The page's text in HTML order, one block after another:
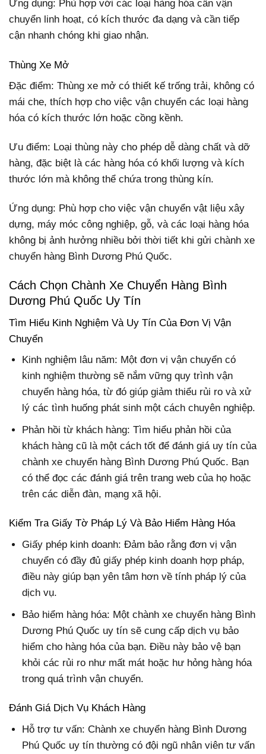
Ứng dụng: Phù hợp với các loại hàng hóa cần vận
chuyển linh hoạt, có kích thước đa dạng và cần tiếp
cận nhanh chóng khi giao nhận.
Thùng Xe Mở
Đặc điểm: Thùng xe mở có thiết kế trống trải, không có
mái che, thích hợp cho việc vận chuyển các loại hàng
hóa có kích thước lớn hoặc cồng kềnh.
Ưu điểm: Loại thùng này cho phép dễ dàng chất và dỡ
hàng, đặc biệt là các hàng hóa có khối lượng và kích
thước lớn mà không thể chứa trong thùng kín.
Ứng dụng: Phù hợp cho việc vận chuyển vật liệu xây
dựng, máy móc công nghiệp, gỗ, và các loại hàng hóa
không bị ảnh hưởng nhiều bởi thời tiết khi gửi chành xe
chuyển hàng Bình Dương Phú Quốc.
Cách Chọn Chành Xe Chuyển Hàng Bình
Dương Phú Quốc Uy Tín
Tìm Hiểu Kinh Nghiệm Và Uy Tín Của Đơn Vị Vận
Chuyển
Kinh nghiệm lâu năm: Một đơn vị vận chuyển có
kinh nghiệm thường sẽ nắm vững quy trình vận
chuyển hàng hóa, từ đó giúp giảm thiểu rủi ro và xử
lý các tình huống phát sinh một cách chuyên nghiệp.
Phản hồi từ khách hàng: Tìm hiểu phản hồi của
khách hàng cũ là một cách tốt để đánh giá uy tín của
chành xe chuyển hàng Bình Dương Phú Quốc. Bạn
có thể đọc các đánh giá trên trang web của họ hoặc
trên các diễn đàn, mạng xã hội.
Kiểm Tra Giấy Tờ Pháp Lý Và Bảo Hiểm Hàng Hóa
Giấy phép kinh doanh: Đảm bảo rằng đơn vị vận
chuyển có đầy đủ giấy phép kinh doanh hợp pháp,
điều này giúp bạn yên tâm hơn về tính pháp lý của
dịch vụ.
Bảo hiểm hàng hóa: Một chành xe chuyển hàng Bình
Dương Phú Quốc uy tín sẽ cung cấp dịch vụ bảo
hiểm cho hàng hóa của bạn. Điều này bảo vệ bạn
khỏi các rủi ro như mất mát hoặc hư hỏng hàng hóa
trong quá trình vận chuyển.
Đánh Giá Dịch Vụ Khách Hàng
Hỗ trợ tư vấn: Chành xe chuyển hàng Bình Dương
Phú Quốc uy tín thường có đội ngũ nhân viên tư vấn